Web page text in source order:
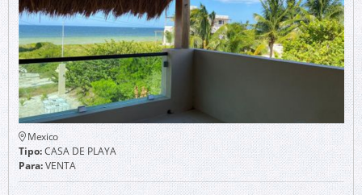
Mexico
Tipo:CASA DE PLAYA
Para:VENTA